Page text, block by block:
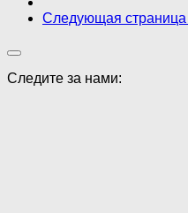
Следующая
Следите за нами: